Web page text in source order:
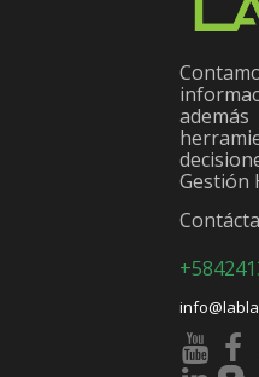
Gestión